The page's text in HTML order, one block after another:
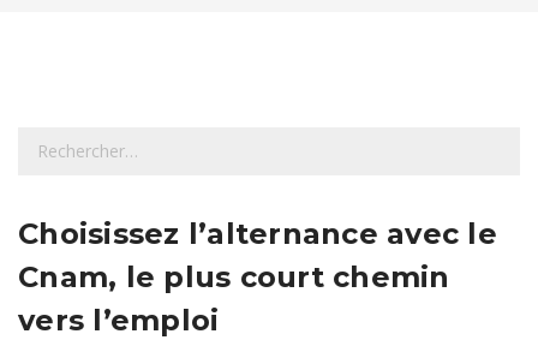
h
r
c
Choisissez l’alternance avec le
Cnam, le plus court chemin
vers l’emploi